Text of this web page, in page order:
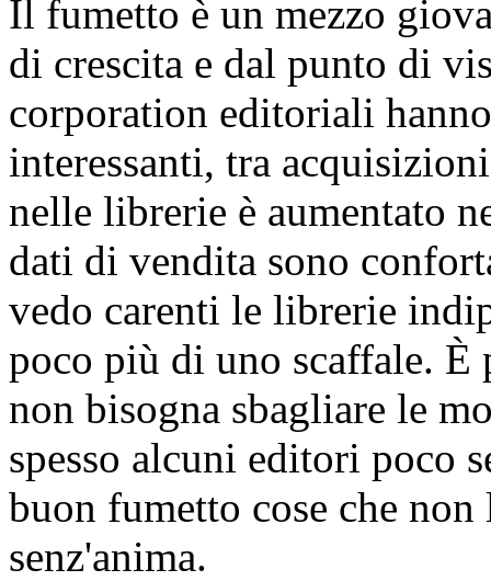
Il fumetto è un mezzo
di crescita e dal punto di
corporation editoriali
interessanti, tra
nelle librerie è aumentato
dati di vendita sono
vedo carenti le librerie
poco più di uno scaffale.
non bisogna sbagliare le
spesso alcuni editori poco
buon fumetto cose che
senz'anima.